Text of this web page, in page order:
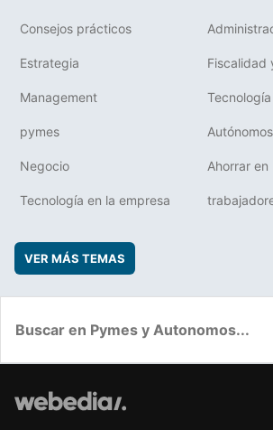
Consejos prácticos
Estrategia Fiscalidad
Management Tecnología
pymes Autónomos
Negocio Ahorrar
Tecnología en la empresa
VER MÁS TEMAS